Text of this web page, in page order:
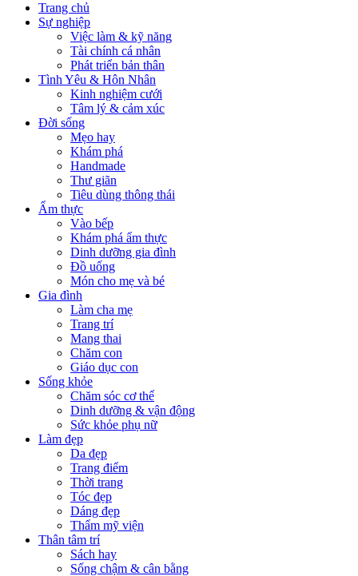
Trang chủ
Sự nghiệp
Việc làm & kỹ năng
Tài chính cá nhân
Phát triển bản thân
Tình Yêu & Hôn Nhân
Kinh nghiệm cưới
Tâm lý & cảm xúc
Đời sống
Mẹo hay
Khám phá
Handmade
Thư giãn
Tiêu dùng thông thái
Ẩm thực
Vào bếp
Khám phá ẩm thực
Dinh dưỡng gia đình
Đồ uống
Món cho mẹ và bé
Gia đình
Làm cha mẹ
Trang trí
Mang thai
Chăm con
Giáo dục con
Sống khỏe
Chăm sóc cơ thể
Dinh dưỡng & vận động
Sức khỏe phụ nữ
Làm đẹp
Da đẹp
Trang điểm
Thời trang
Tóc đẹp
Dáng đẹp
Thẩm mỹ viện
Thân tâm trí
Sách hay
Sống chậm & cân bằng